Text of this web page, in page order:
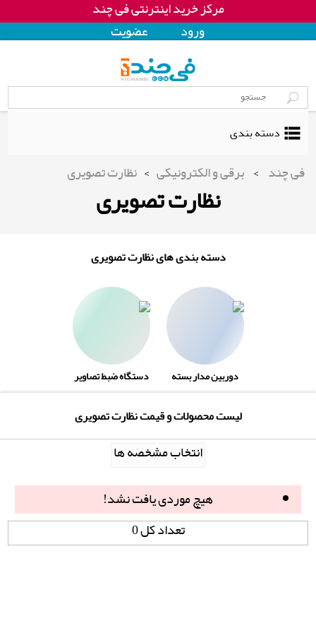
مرکز خرید اینترنتی فی چند
ورود
عضويت
دسته بندی
فی چند > برقی و الکترونیکی > نظارت تصویری
نظارت تصویری
دسته بندی های نظارت تصویری
دوربین مدار بسته دستگاه ضبط تصاویر
لیست محصولات و قیمت نظارت تصویری
انتخاب مشخصه ها
هیچ موردی یافت نشد!
تعداد کل 0